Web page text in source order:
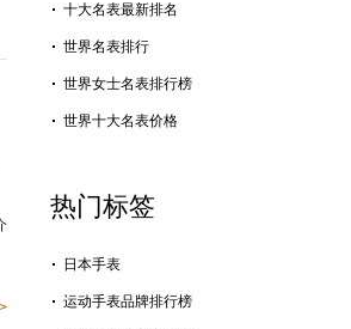
十大名表最新排名
世界名表排行
世界女士名表排行榜
世界十大名表价格
热门标签
日本手表
运动手表品牌排行榜